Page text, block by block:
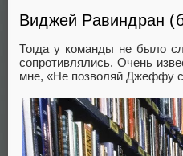
Виджей Равиндран
Тогда у команды не было
сопротивлялись. Очень
мне, «Не позволяй Джеффу